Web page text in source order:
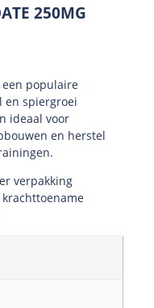
250MG
een populaire
en spiergroei
ideaal voor
en herstel
verpakking